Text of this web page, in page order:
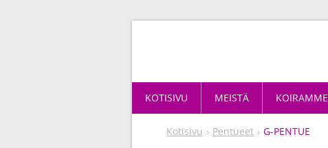
Kotisivu Pentueet G-PENTUE
KOTISIVU MEISTÄ KOIRAMME